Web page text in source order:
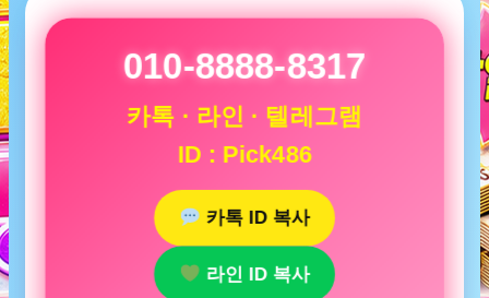
010-8888-8317
카톡 · 라인 · 텔레그램
ID : Pick486
카톡 ID 복사
라인 ID 복사